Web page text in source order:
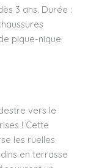
3 ans. Durée :
pique-nique
vers le
! Cette
les ruelles
en terrasse